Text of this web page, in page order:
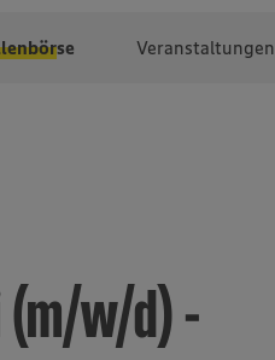
Veranstaltungen
w/d) -